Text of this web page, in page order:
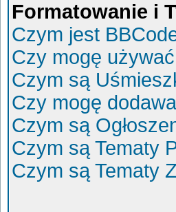
Formatowanie i
Czym jest
Czy mogę
Czym są
Czy mogę
Czym są
Czym są Tematy
Czym są Tematy